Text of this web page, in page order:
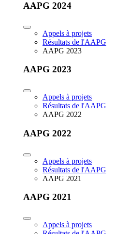
AAPG 2024
Appels à projets
Résultats de l'AAPG
AAPG 2023
AAPG 2023
Appels à projets
Résultats de l'AAPG
AAPG 2022
AAPG 2022
Appels à projets
Résultats de l'AAPG
AAPG 2021
AAPG 2021
Appels à projets